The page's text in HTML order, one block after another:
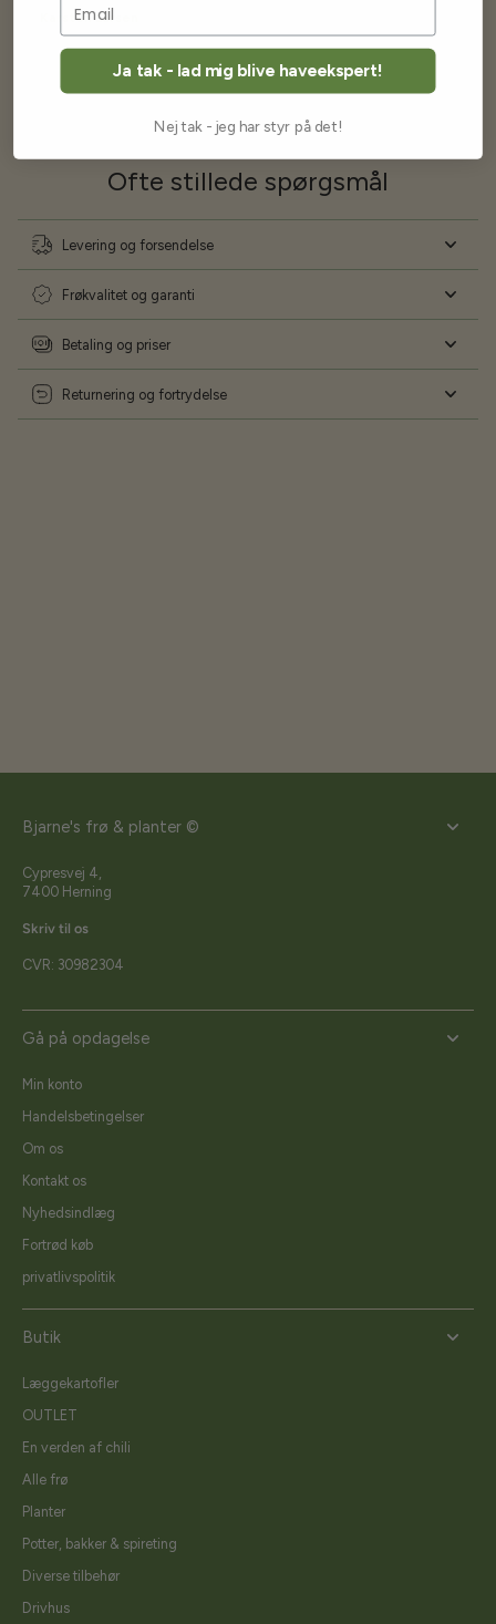
Karsten Larsen
Ofte stillede spørgsmål
Levering og forsendelse
Frøkvalitet og garanti
Betaling og priser
Returnering og fortrydelse
Bjarne's frø & planter ©
Cypresvej 4,
7400 Herning
Skriv til os
CVR: 30982304
Gå på opdagelse
Min konto
Handelsbetingelser
Om os
Kontakt os
Nyhedsindlæg
Fortrød køb
privatlivspolitik
Butik
Læggekartofler
OUTLET
En verden af chili
Alle frø
Planter
Potter, bakker & spireting
Diverse tilbehør
Drivhus
Ja tak - lad mig blive haveekspert!
Nej tak - jeg har styr på det!